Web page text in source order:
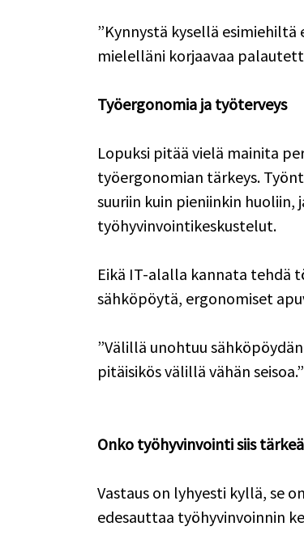
”Kynnystä kysellä esimiehiltä
mielelläni korjaavaa
Työergonomia ja työterveys
Lopuksi pitää vielä mainita
työergonomian tärkeys.
suuriin kuin pieniinkin huoliin,
työhyvinvointikeskustelut.
Eikä IT-alalla kannata tehdä
sähköpöytä, ergonomiset
”Välillä unohtuu
pitäisikös välillä vähän seisoa.”
Onko työhyvinvointi siis
Vastaus on lyhyesti kyllä, se
edesauttaa työhyvinvoinnin